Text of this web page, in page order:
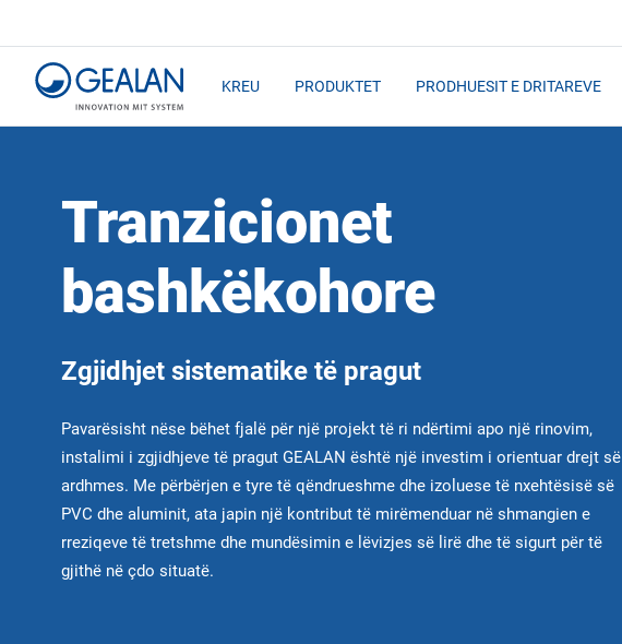
KREU PRODUKTET PRODHUESIT E DRITAREVE
Tranzicionet
bashkëkohore
Zgjidhjet sistematike të pragut
Pavarësisht nëse bëhet fjalë për një projekt të ri ndërtimi apo një rinovim,
instalimi i zgjidhjeve të pragut GEALAN është një investim i orientuar drejt së
ardhmes. Me përbërjen e tyre të qëndrueshme dhe izoluese të nxehtësisë së
PVC dhe aluminit, ata japin një kontribut të mirëmenduar në shmangien e
rreziqeve të tretshme dhe mundësimin e lëvizjes së lirë dhe të sigurt për të
gjithë në çdo situatë.